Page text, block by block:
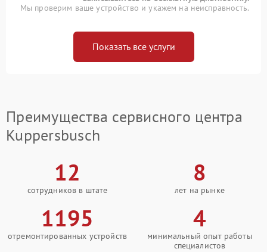
Мы проверим ваше устройство и укажем на неисправность.
Показать все услуги
Преимущества сервисного центра
Kuppersbusch
12
сотрудников в штате
8
лет на рынке
1195
отремонтированных устройств
4
минимальный опыт работы
специалистов